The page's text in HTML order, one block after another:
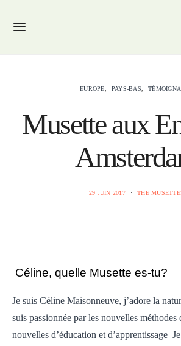
EUROPE PAYS-BAS
Musette aux
29 JUIN 2017 THE
Céline, quelle Musette es-tu?
Je suis Céline Maisonneuve, j’adore la
suis passionnée par les nouvelles méthodes
nouvelles d’éducation et d’apprentissage